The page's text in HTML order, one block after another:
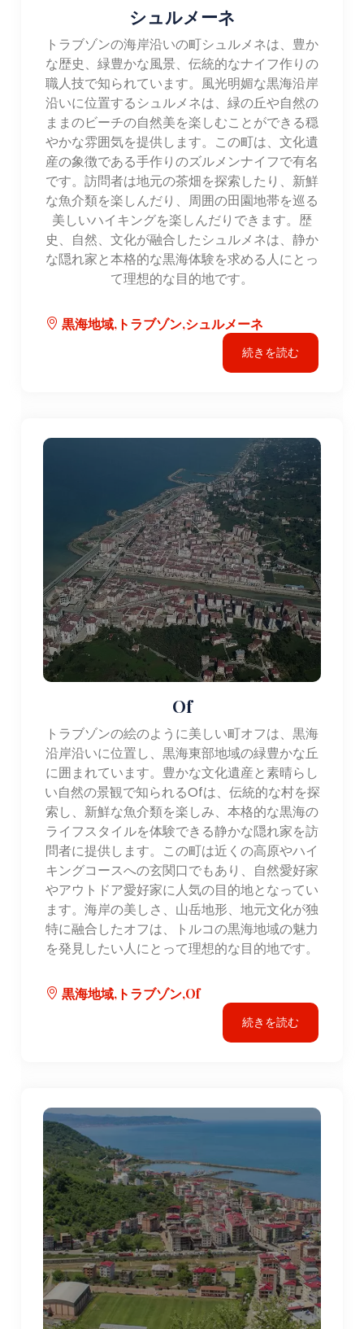
シュルメーネ
トラブゾンの海岸沿いの町シュルメネは、豊か
な歴史、緑豊かな風景、伝統的なナイフ作りの
職人技で知られています。風光明媚な黒海沿岸
沿いに位置するシュルメネは、緑の丘や自然の
ままのビーチの自然美を楽しむことができる穏
やかな雰囲気を提供します。この町は、文化遺
産の象徴である手作りのズルメンナイフで有名
です。訪問者は地元の茶畑を探索したり、新鮮
な魚介類を楽しんだり、周囲の田園地帯を巡る
美しいハイキングを楽しんだりできます。歴
史、自然、文化が融合したシュルメネは、静か
な隠れ家と本格的な黒海体験を求める人にとっ
て理想的な目的地です。
黒海地域,トラブゾン,シュルメーネ
続きを読む
Of
トラブゾンの絵のように美しい町オフは、黒海
沿岸沿いに位置し、黒海東部地域の緑豊かな丘
に囲まれています。豊かな文化遺産と素晴らし
い自然の景観で知られるOfは、伝統的な村を探
索し、新鮮な魚介類を楽しみ、本格的な黒海の
ライフスタイルを体験できる静かな隠れ家を訪
問者に提供します。この町は近くの高原やハイ
キングコースへの玄関口でもあり、自然愛好家
やアウトドア愛好家に人気の目的地となってい
ます。海岸の美しさ、山岳地形、地元文化が独
特に融合したオフは、トルコの黒海地域の魅力
を発見したい人にとって理想的な目的地です。
黒海地域,トラブゾン,Of
続きを読む